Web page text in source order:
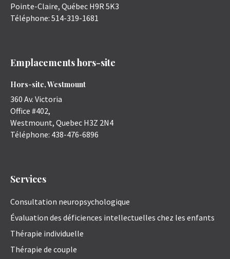
Pointe-Claire, Québec H9R 5K3
Téléphone: 514-319-1681
Emplacements hors-site
Hors-site, Westmount
360 Av. Victoria
Office #402,
Westmount, Quebec H3Z 2N4
Téléphone: 438-476-6896
Services
Consultation neuropsychologique
Évaluation des déficiences intellectuelles chez les enfants
Thérapie individuelle
Thérapie de couple